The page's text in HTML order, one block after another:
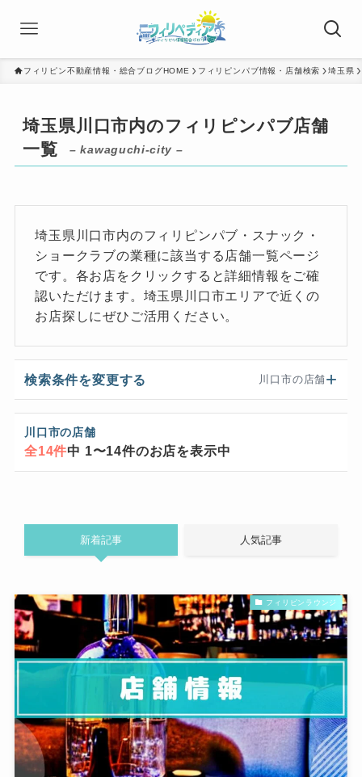
フィリピン不動産情報・総合ブログHOME フィリピンパブ情報・店舗検索 埼玉県
埼玉県川口市内のフィリピンパブ店舗
一覧
– kawaguchi-city –
埼玉県川口市内のフィリピンパブ・スナック・
ショークラブの業種に該当する店舗一覧ページ
です。各お店をクリックすると詳細情報をご確
認いただけます。埼玉県川口市エリアで近くの
お店探しにぜひご活用ください。
検索条件を変更する 川口市の店舗
川口市の店舗
全14件中 1〜14件のお店を表示中
新着記事 人気記事
フィリピンラウンジ